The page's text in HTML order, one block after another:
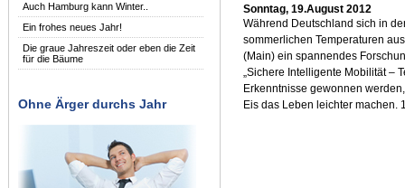
Auch Hamburg kann Winter..
Ein frohes neues Jahr!
Die graue Jahreszeit oder eben die Zeit
für die Bäume
Ohne Ärger durchs Jahr
Sonntag, 19.August 2012
Während Deutschland sich in
sommerlichen Temperaturen
(Main) ein spannendes
„Sichere Intelligente Mobilität –
Erkenntnisse gewonnen
Eis das Leben leichter machen.